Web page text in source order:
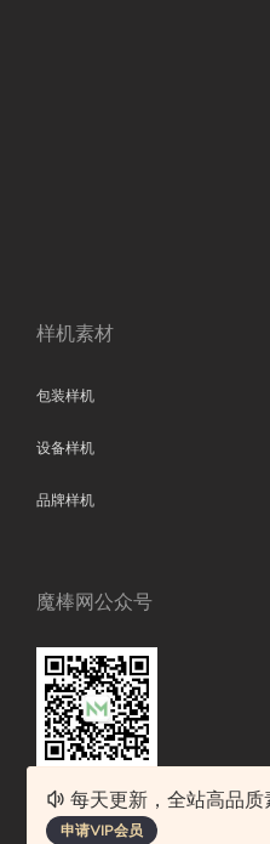
样机素材
包装样机
设备样机
品牌样机
魔棒网公众号
魔棒网提供优质设计模板下载，分
每天更新，全站高品质
申请VIP会员